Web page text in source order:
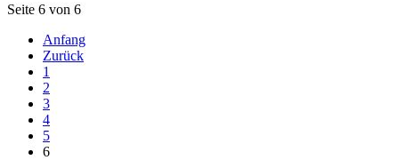
Seite 6 von 6
Anfang
Zurück
1
2
3
4
5
6